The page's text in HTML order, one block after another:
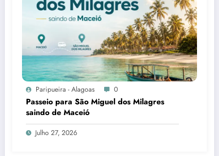
Paripueira - Alagoas 0
Passeio para São Miguel dos Milagres
saindo de Maceió
Julho 27, 2026